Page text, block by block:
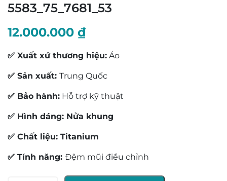
5583_75_7681_53
12.000.000 ₫
✅ Xuất xứ thương hiệu: Áo
✅ Sản xuất: Trung Quốc
✅ Bảo hành: Hỗ trợ kỹ thuật
✅ Hình dáng: Nửa khung
✅ Chất liệu: Titanium
✅ Tính năng: Đệm mũi điều chỉnh